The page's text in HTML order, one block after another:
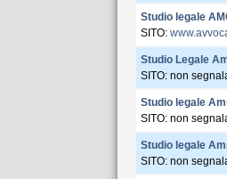
Studio legale
SITO:
Studio Legale
SITO: non
Studio legale
SITO: non
Studio legale
SITO: non